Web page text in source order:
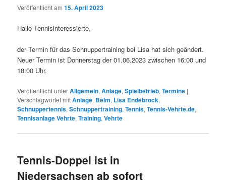
Veröffentlicht am15. April 2023
Hallo Tennisinteressierte,
der Termin für das Schnuppertraining bei Lisa hat sich geändert.
Neuer Termin ist Donnerstag der 01.06.2023 zwischen 16:00 und
18:00 Uhr.
Veröffentlicht unterAllgemein,Anlage,Spielbetrieb,Termine |
Verschlagwortet mitAnlage, Belm, Lisa Endebrock,
Schnuppertennis,Schnuppertraining,Tennis,Tennis-Vehrte.de,
Tennisanlage Vehrte,Training,Vehrte
Tennis-Doppel ist in
Niedersachsen ab sofort